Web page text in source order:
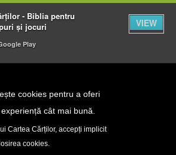
- Biblia pentru
și jocuri
Play
VIEW
cookies pentru a oferi
cât mai bună.
Cartea Cărților, accepți implicit
cookies.